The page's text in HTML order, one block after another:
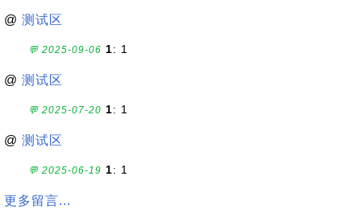
@ 测试区
💬 2025-09-06 1: 1
@ 测试区
💬 2025-07-20 1: 1
@ 测试区
💬 2025-06-19 1: 1
更多留言...